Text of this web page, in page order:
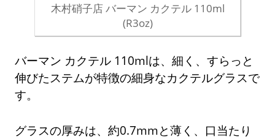
木村硝子店 バーマン カクテル 110ml
(R3oz)
バーマン カクテル 110mlは、細く、すらっと
伸びたステムが特徴の細身なカクテルグラスで
す。
グラスの厚みは、約0.7mmと薄く、口当たり